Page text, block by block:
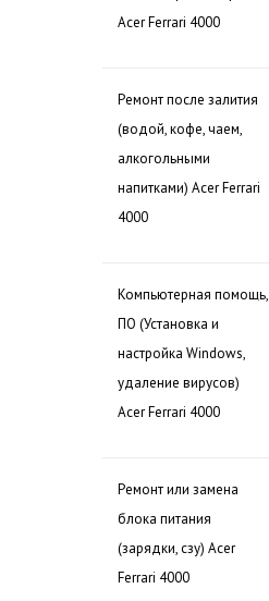
Acer Ferrari 4000
Ремонт после залития
(водой, кофе, чаем,
алкогольными
напитками) Acer Ferrari
4000
Компьютерная помощь,
ПО (Установка и
настройка Windows,
удаление вирусов)
Acer Ferrari 4000
Ремонт или замена
блока питания
(зарядки, сзу) Acer
Ferrari 4000